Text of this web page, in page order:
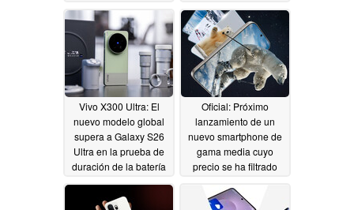
04/10/2026
Vivo X300 Ultra: El
nuevo modelo global
supera a Galaxy S26
Ultra en la prueba de
duración de la batería
04/03/2026
Oficial: Próximo
lanzamiento de un
nuevo smartphone de
gama media cuyo
precio se ha filtrado
04/03/2026